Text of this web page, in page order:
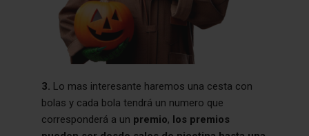
3. Lo mas interesante haremos una cesta con
bolas y cada bola tendrá un numero que
corresponderá a un premio, los premios